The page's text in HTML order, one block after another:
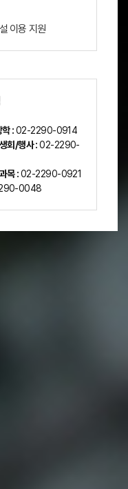
이용 지원
학 :02-2290-0914
회/행사 :02-2290-
목 :02-2290-0921
0048